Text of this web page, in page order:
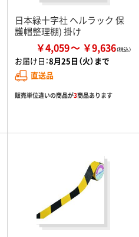
日本緑十字社 ヘルラック 保
護帽整理棚) 掛け
￥4,059 ￥9,636
お届け日：8月25日（火）まで
直送品
販売単位違いの商品が3商品あります